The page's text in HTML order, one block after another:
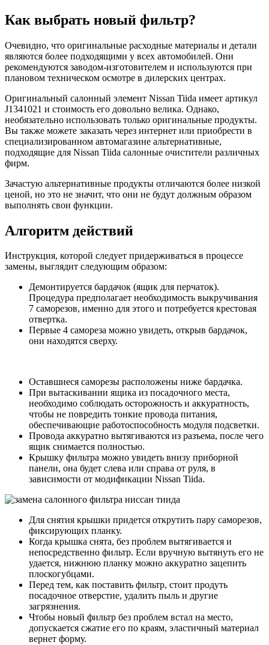
Как выбрать новый фильтр?
Очевидно, что оригинальные расходные материалы и детали
являются более подходящими у всех автомобилей. Они
рекомендуются заводом-изготовителем и используются при
плановом техническом осмотре в дилерских центрах.
Оригинальный салонный элемент Nissan Tiida имеет артикул
J1341021 и стоимость его довольно велика. Однако,
необязательно использовать только оригинальные продукты.
Вы также можете заказать через интернет или приобрести в
специализированном автомагазине альтернативные,
подходящие для Nissan Tiida салонные очистители различных
фирм.
Зачастую альтернативные продукты отличаются более низкой
ценой, но это не значит, что они не будут должным образом
выполнять свои функции.
Алгоритм действий
Инструкция, которой следует придерживаться в процессе
замены, выглядит следующим образом:
Демонтируется бардачок (ящик для перчаток).
Процедура предполагает необходимость выкручивания
7 саморезов, именно для этого и потребуется крестовая
отвертка.
Первые 4 самореза можно увидеть, открыв бардачок,
они находятся сверху.
Оставшиеся саморезы расположены ниже бардачка.
При вытаскивании ящика из посадочного места,
необходимо соблюдать осторожность и аккуратность,
чтобы не повредить тонкие провода питания,
обеспечивающие работоспособность модуля подсветки.
Провода аккуратно вытягиваются из разъема, после чего
ящик снимается полностью.
Крышку фильтра можно увидеть внизу приборной
панели, она будет слева или справа от руля, в
зависимости от модификации Nissan Tiida.
Для снятия крышки придется открутить пару саморезов,
фиксирующих планку.
Когда крышка снята, без проблем вытягивается и
непосредственно фильтр. Если вручную вытянуть его не
удается, нижнюю планку можно аккуратно зацепить
плоскогубцами.
Перед тем, как поставить фильтр, стоит продуть
посадочное отверстие, удалить пыль и другие
загрязнения.
Чтобы новый фильтр без проблем встал на место,
допускается сжатие его по краям, эластичный материал
вернет форму.